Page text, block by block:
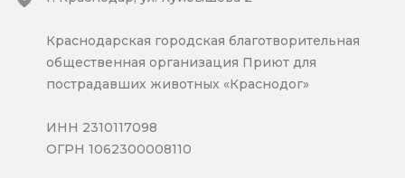
Краснодарская городская благотворительная
общественная организация Приют для
пострадавших животных «Краснодог»
ИНН 2310117098
ОГРН 1062300008110